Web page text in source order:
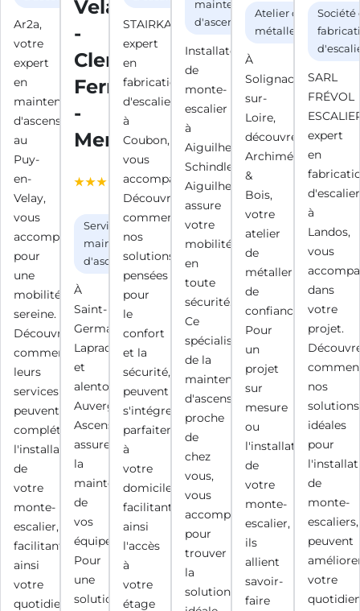
Ar2a,
votre
expert
en
maintenance
d'ascenseurs
au
Puy-
en-
Velay,
vous
accompagne
pour
une
mobilité
sereine.
Découvrez
comment
leurs
services
peuvent
compléter
l'installation
de
votre
monte-
escalier,
facilitant
ainsi
votre
quotidien
Velay
-
Clermont
Ferrand
-
Mende
4.3 / 5
(35 avis
Google)
Service de
maintenance
d'ascenseurs
À
Saint-
Germain-
Laprade
et
alentours,
Auvergne
Ascenseurs
assure
la
maintenance
de
vos
équipements.
Pour
une
solution
STAIRKAZE,
expert
en
fabrication
d'escaliers
à
Coubon,
vous
accompagne.
Découvrez
comment
nos
solutions,
pensées
pour
le
confort
et la
sécurité,
peuvent
s'intégrer
parfaitement
à
votre
domicile,
facilitant
ainsi
l'accès
à
votre
étage
maintenance
d'ascenseurs
Installateur
de
monte-
escalier
à
Aiguilhe,
Schindler
Aiguilhe
assure
votre
mobilité
en
toute
sécurité.
Ce
spécialiste
de la
maintenance
d'ascenseurs,
proche
de
chez
vous,
vous
accompagne
pour
trouver
la
solution
Atelier de
métallerie
À
Solignac-
sur-
Loire,
découvrez
Archimétal
&
Bois,
votre
atelier
de
métallerie
de
confiance.
Pour
un
projet
sur
mesure
ou
l'installation
de
votre
monte-
escalier,
ils
allient
savoir-
faire
Société
SARL
FRÉVOL
expert
en
à
Landos,
vous
dans
votre
projet.
nos
idéales
pour
de
monte-
escaliers,
peuvent
votre